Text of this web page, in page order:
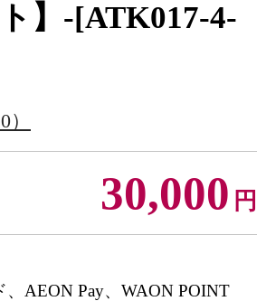
】-[ATK017-4-
）
30,000 円
AEON Pay、WAON POINT